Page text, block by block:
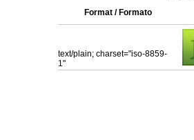
Format / Formato
text/plain; charset="iso-8859-
1"